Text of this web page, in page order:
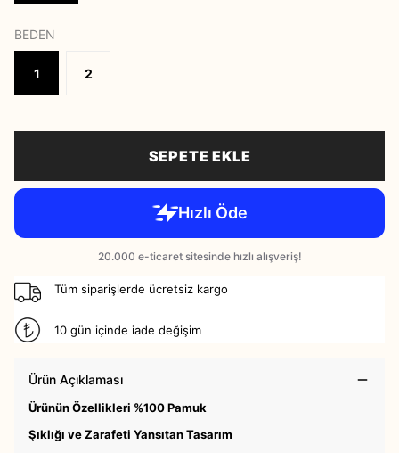
BEDEN
1 2
SEPETE EKLE
Tüm siparişlerde ücretsiz kargo
10 gün içinde iade değişim
Ürün Açıklaması
Ürünün Özellikleri %100 Pamuk
Şıklığı ve Zarafeti Yansıtan Tasarım